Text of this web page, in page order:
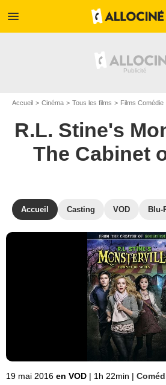
menu
Accueil Cinéma Tous les films Films Comédie
R.L. Stine's
The Cabinet
Accueil Casting VOD Blu-
19 mai 2016 en VOD | 1h 22min |